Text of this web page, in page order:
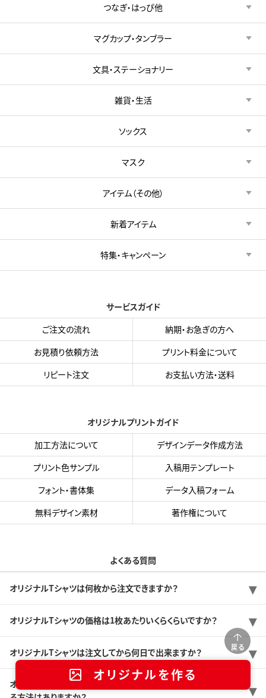
戻る
オリジナルを作る
つなぎ・はっぴ他
マグカップ・タンブラー
文具・ステーショナリー
雑貨・生活
ソックス
マスク
アイテム（その他）
新着アイテム
特集・キャンペーン
サービスガイド
ご注文の流れ
納期・お急ぎの方へ
お見積り依頼方法
プリント料金について
リピート注文
お支払い方法・送料
オリジナルプリントガイド
加工方法について
デザインデータ作成方法
プリント色サンプル
入稿用テンプレート
フォント・書体集
データ入稿フォーム
無料デザイン素材
著作権について
よくある質問
オリジナルTシャツは何枚から注文できますか？
オリジナルTシャツの価格は1枚あたりいくらくらいですか？
オリジナルTシャツは注文してから何日で出来ますか？
オリジナルTシャツをできるだけ安く作りたいのですが、価格を抑え